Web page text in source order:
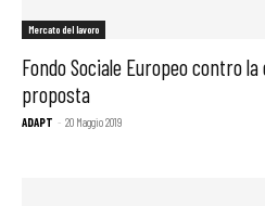
Mercato del lavoro
Fondo Sociale Europeo contro
proposta
ADAPT - 20 Maggio 2019